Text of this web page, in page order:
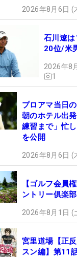
2026年8月6日 (
石川遼
20位/米
2026年8
1
プロアマ当日
朝のホテル出
練習まで」忙
を公開
2026年8月6日 (
【ゴルフ会員
ントリー俱楽部
2026年8月1日 (
宮里道場【正
スン編】第11